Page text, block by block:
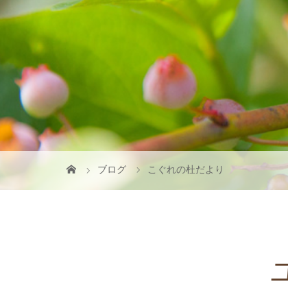
ブログ こぐれの杜だより